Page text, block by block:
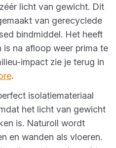
licht van gewicht. Dit
van gerecyclede
bindmiddel. Het heeft
is na afloop weer prima te
impact zie je terug in
.
isolatiemateriaal
het licht van gewicht
is. Naturoll wordt
en wanden als vloeren.